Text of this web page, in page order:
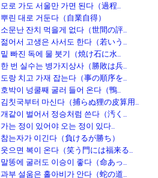
모로 가도 서울만 가면 된다（過程..
뿌린 대로 거둔다（自業自得）
소문난 잔치 먹을게 없다（世間の評..
젊어서 고생은 사서도 한다（若いう..
밑 빠진 독에 물 붓기（焼け石に水..
한 번 실수는 병가지상사（勝敗は兵..
도랑 치고 가재 잡는다（事の順序を..
호박이 넝쿨째 굴러 들어 온다（鴨..
김칫국부터 마신다（捕らぬ狸の皮算用..
개같이 벌어서 정승처럼 쓴다（汚く..
가는 정이 있어야 오는 정이 있다..
참는자가 이긴다（負けるが勝ち）
웃으면 복이 온다（笑う門には福来る..
말똥에 굴러도 이승이 좋다（命あっ..
과부 설움은 홀아비가 안다（蛇の道..